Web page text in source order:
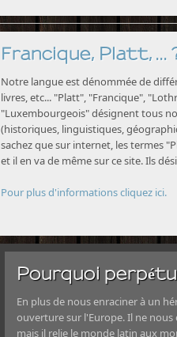
Francique, Platt, ...
Notre langue est dénommée de
livres, etc... "Platt", "Francique",
"Luxembourgeois" désignent tous
(historiques, linguistiques,
sachez que sur internet, les termes
et il en va de même sur ce site. Ils
Pour plus d'informations cliquez ici.
Pourquoi
En plus de nous enraciner à un
ouverture sur l'Europe. Il ne
mais il relie le monde latin aux